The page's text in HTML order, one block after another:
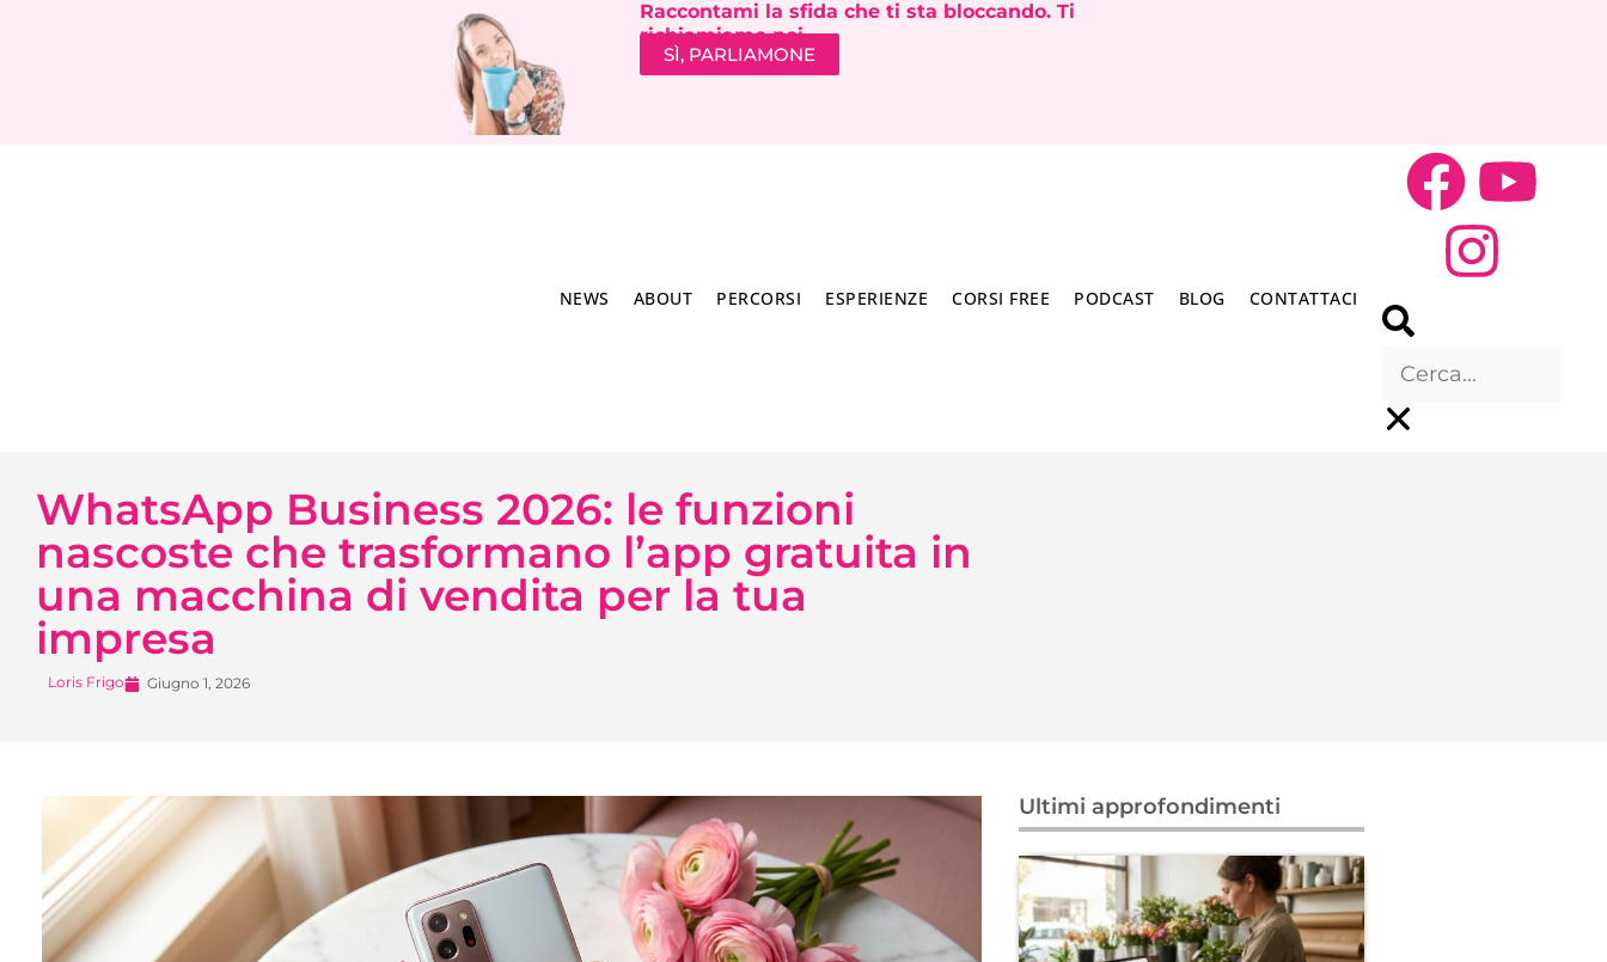
Raccontami la sfida che ti sta bloccando. Ti
richiamiamo noi.
SÌ, PARLIAMONE
NEWS ABOUT PERCORSI ESPERIENZE CORSI FREE PODCAST BLOG CONTATTACI
WhatsApp Business 2026: le funzioni
nascoste che trasformano l’app gratuita in
una macchina di vendita per la tua
impresa
Loris Frigo Giugno 1, 2026
Ultimi approfondimenti